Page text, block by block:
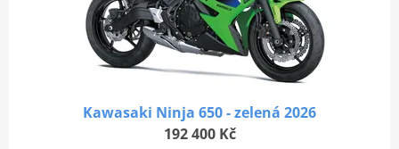
Kawasaki Ninja 650 - zelená 2026
192 400 Kč